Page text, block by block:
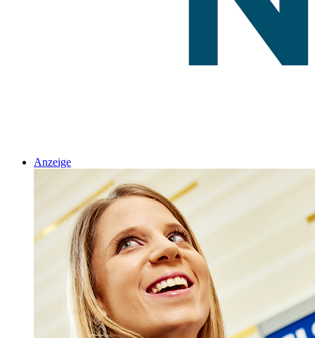
Anzeige